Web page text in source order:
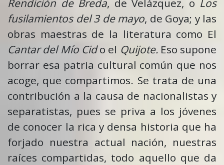
fusilamientos del 3 de mayo, de Goya; y las
obras maestras de la literatura como El
Cantar del Mío Cido el Quijote. Eso supone
borrar esa patria cultural común que nos
acoge, que compartimos. Se trata de una
contribución a la causa de nacionalistas y
separatistas, pues se priva a los jóvenes
de conocer la rica y densa historia que ha
forjado nuestra actual nación, nuestras
raíces compartidas, todo aquello que da